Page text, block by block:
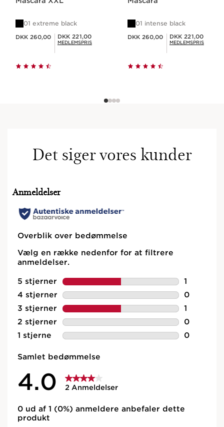
01 extreme black
DKK 260,00 Medlemspris DKK 221,00
DKK 221,00
MEDLEMSPRIS
01 intense black
DKK 260,00 Medlemspris DKK 221,00
DKK 221,00
MEDLEMSPRIS
Det siger vores kunder